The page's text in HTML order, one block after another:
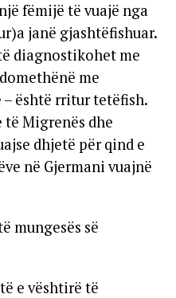
fëmijë të vuajë nga
janë gjashtëfishuar.
diagnostikohet me
me
është rritur tetëfish.
të Migrenës dhe
dhjetë për qind e
në Gjermani vuajnë
mungesës së
e vështirë të